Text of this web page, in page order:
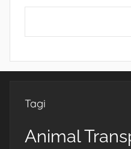
Tagi
Animal